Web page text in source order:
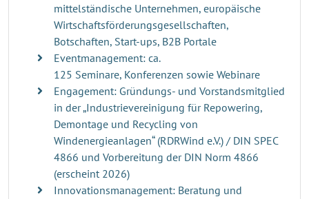
mittelständische Unternehmen, europäische
Wirtschaftsförderungsgesellschaften,
Botschaften, Start-ups, B2B Portale
Eventmanagement: ca.
125 Seminare, Konferenzen sowie Webinare
Engagement: Gründungs- und Vorstandsmitglied
in der „Industrievereinigung für Repowering,
Demontage und Recycling von
Windenergieanlagen“ (RDRWind e.V.) / DIN SPEC
4866 und Vorbereitung der DIN Norm 4866
(erscheint 2026)
Innovationsmanagement: Beratung und